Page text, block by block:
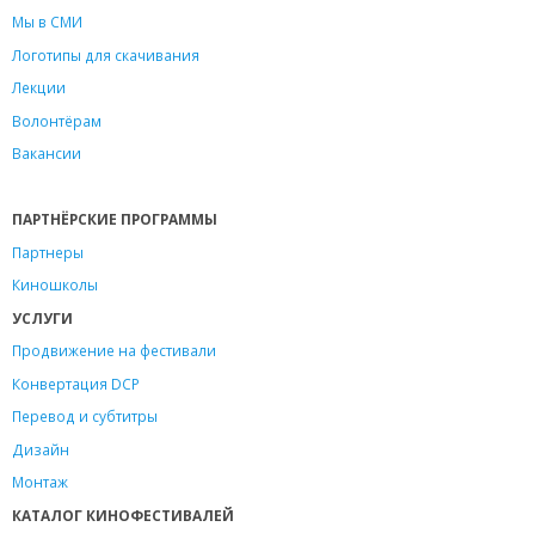
Мы в СМИ
Логотипы для скачивания
Лекции
Волонтёрам
Вакансии
ПАРТНЁРСКИЕ ПРОГРАММЫ
Партнеры
Киношколы
УСЛУГИ
Продвижение на фестивали
Конвертация DCP
Перевод и субтитры
Дизайн
Монтаж
КАТАЛОГ КИНОФЕСТИВАЛЕЙ